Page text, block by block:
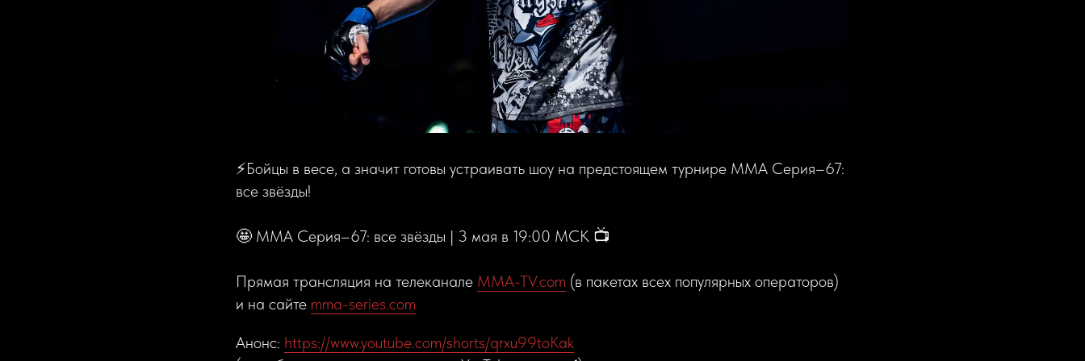
⚡️Бойцы в весе, а значит готовы устраивать шоу на предстоящем турнире ММА Серия–67:
все звёзды!
🤩 ММА Серия–67: все звёзды | 3 мая в 19:00 МСК 📺
Прямая трансляция на телеканале MMA-TV.com (в пакетах всех популярных операторов)
и на сайте mma-series.com
Анонс: https://www.youtube.com/shorts/qrxu99toKak